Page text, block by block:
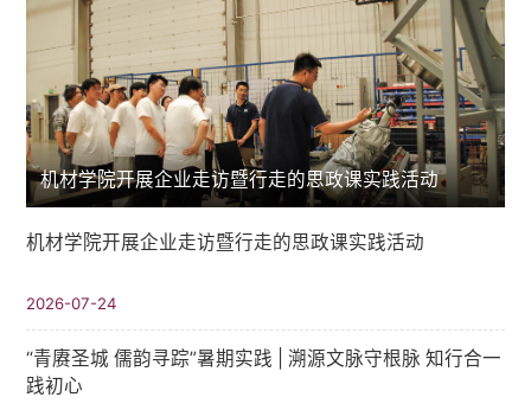
机材学院开展企业走访暨行走的思政课实践活动
机材学院开展企业走访暨行走的思政课实践活动
2026-07-24
“青赓圣城 儒韵寻踪”暑期实践​ | 溯源文脉守根脉 知行合一
践初心